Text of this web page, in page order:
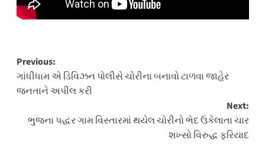
Post
navigation
Previous:
ગાંધીધામ એ ડિવિઝન પોલીસે ચોરીના બનાવો ટાળવા જાહેર
જનતાને અપીલ કરી
Next:
ભુજના પદ્ધર ગામ વિસ્તારમાં થયેલ ચોરીનો ભેદ ઉકેલાતા ચાર
શખ્સો વિરુદ્ધ ફરિયાદ